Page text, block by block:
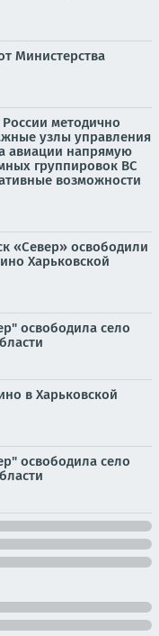
Министерства
методично
узлы управления
авиации напрямую
группировок ВС
возможности
«Север» освободили
Харьковской
освободила село
в Харьковской
освободила село